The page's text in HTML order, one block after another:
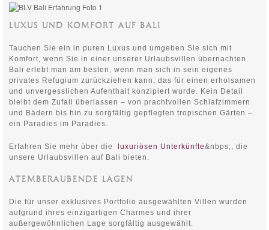
LUXUS UND KOMFORT AUF BALI
Tauchen Sie ein in puren Luxus und umgeben Sie sich mit
Komfort, wenn Sie in einer unserer Urlaubsvillen übernachten.
Bali erlebt man am besten, wenn man sich in sein eigenes
privates Refugium zurückziehen kann, das für einen erholsamen
und unvergesslichen Aufenthalt konzipiert wurde. Kein Detail
bleibt dem Zufall überlassen – von prachtvollen Schlafzimmern
und Bädern bis hin zu sorgfältig gepflegten tropischen Gärten –
ein Paradies im Paradies.
Erfahren Sie mehr über die luxuriösen Unterkünfte&nbps;, die
unsere Urlaubsvillen auf Bali bieten.
ATEMBERAUBENDE LAGEN
Die für unser exklusives Portfolio ausgewählten Villen wurden
aufgrund ihres einzigartigen Charmes und ihrer
außergewöhnlichen Lage sorgfältig ausgewählt.